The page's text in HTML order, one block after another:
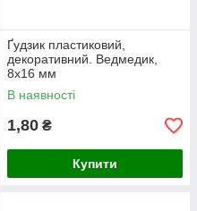
Ґудзик пластиковий,
декоративний. Ведмедик,
8х16 мм
В наявності
1,80 ₴
Купити